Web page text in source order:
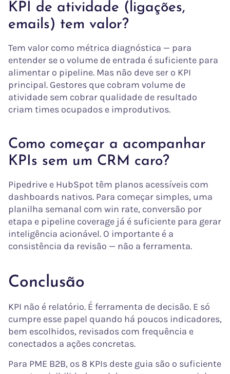
KPI de atividade (ligações,
emails) tem valor?
Tem valor como métrica diagnóstica — para
entender se o volume de entrada é suficiente para
alimentar o pipeline. Mas não deve ser o KPI
principal. Gestores que cobram volume de
atividade sem cobrar qualidade de resultado
criam times ocupados e improdutivos.
Como começar a acompanhar
KPIs sem um CRM caro?
Pipedrive e HubSpot têm planos acessíveis com
dashboards nativos. Para começar simples, uma
planilha semanal com win rate, conversão por
etapa e pipeline coverage já é suficiente para gerar
inteligência acionável. O importante é a
consistência da revisão — não a ferramenta.
Conclusão
KPI não é relatório. É ferramenta de decisão. E só
cumpre esse papel quando há poucos indicadores,
bem escolhidos, revisados com frequência e
conectados a ações concretas.
Para PME B2B, os 8 KPIs deste guia são o suficiente